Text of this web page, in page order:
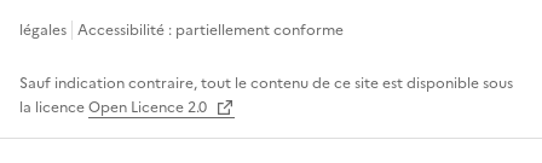
légales Accessibilité : partiellement conforme
Sauf indication contraire, tout le contenu de ce site est disponible sous
la licenceOpen Licence 2.0